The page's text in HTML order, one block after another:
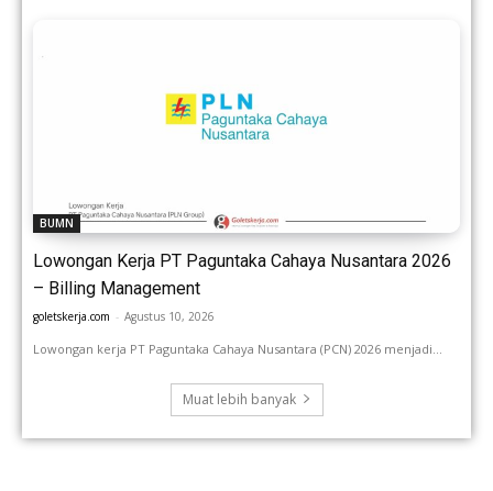
BUMN
Lowongan Kerja PT Paguntaka Cahaya Nusantara 2026
– Billing Management
goletskerja.com - Agustus 10, 2026
Lowongan kerja PT Paguntaka Cahaya Nusantara (PCN) 2026 menjadi...
Muat lebih banyak